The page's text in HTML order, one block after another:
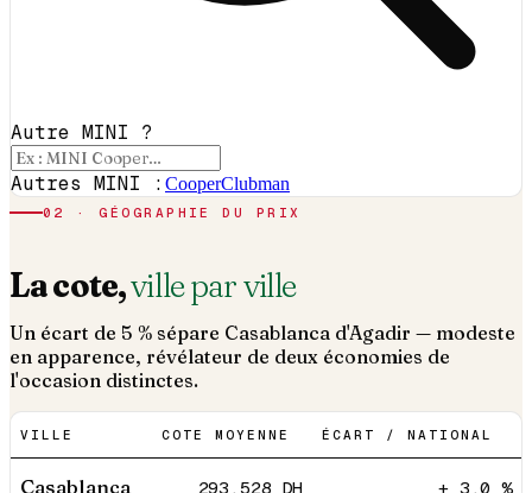
Autre MINI ?
Autres MINI : CooperClubman
02 · GÉOGRAPHIE DU PRIX
La cote,ville par ville
Un écart de 5 % sépare Casablanca d'Agadir — modeste
en apparence, révélateur de deux économies de
l'occasion distinctes.
VILLE COTE MOYENNE ÉCART / NATIONAL
Casablanca 293.528 DH + 3.0 %